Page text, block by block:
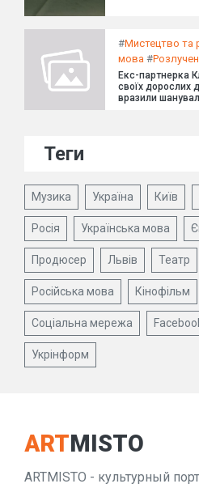
#Мистецтво та
мова #
Екс-партнерка
своїх дорослих
вразили
Теги
Музика Україна Київ
Росія Українська мова
Продюсер Львів Театр
Російська мова Кінофільм
Соціальна мережа
Укрінформ
ARTMISTO
ARTMISTO - культурный